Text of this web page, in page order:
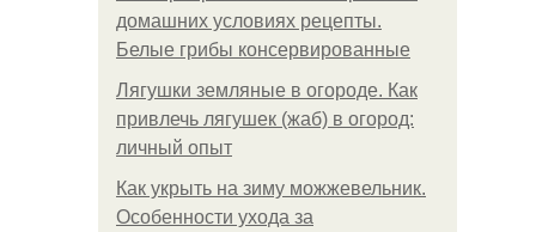
домашних условиях рецепты.
Белые грибы консервированные
Лягушки земляные в огороде. Как
привлечь лягушек (жаб) в огород:
личный опыт
Как укрыть на зиму можжевельник.
Особенности ухода за